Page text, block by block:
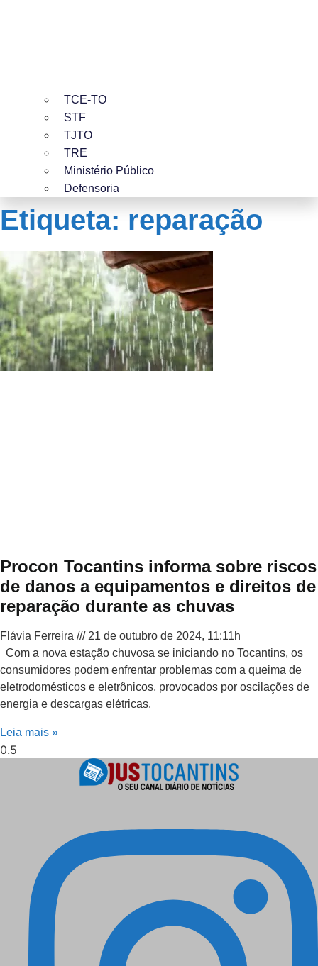
TCE-TO
STF
TJTO
TRE
Ministério Público
Defensoria
Etiqueta: reparação
Procon Tocantins informa sobre riscos
de danos a equipamentos e direitos de
reparação durante as chuvas
Flávia Ferreira
21 de outubro de 2024, 11:11h
Com a nova estação chuvosa se iniciando no Tocantins, os
consumidores podem enfrentar problemas com a queima de
eletrodomésticos e eletrônicos, provocados por oscilações de
energia e descargas elétricas.
Leia mais »